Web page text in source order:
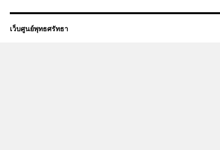
เว็บศูนย์พุทธศรัทธา